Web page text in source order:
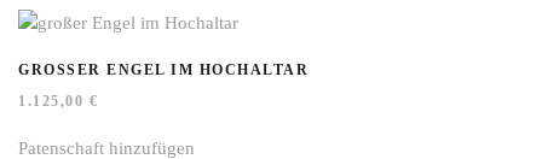
GROSSER ENGEL IM HOCHALTAR
1.125,00 €
Patenschaft hinzufügen